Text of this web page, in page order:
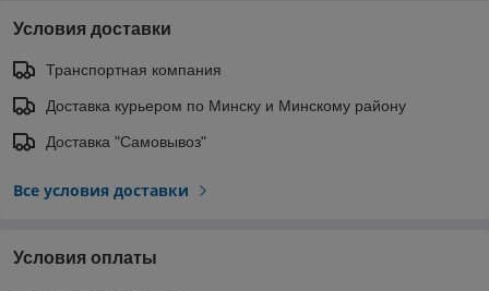
Условия доставки
Транспортная компания
Доставка курьером по Минску и Минскому району
Доставка "Самовывоз"
Все условия доставки
Условия оплаты